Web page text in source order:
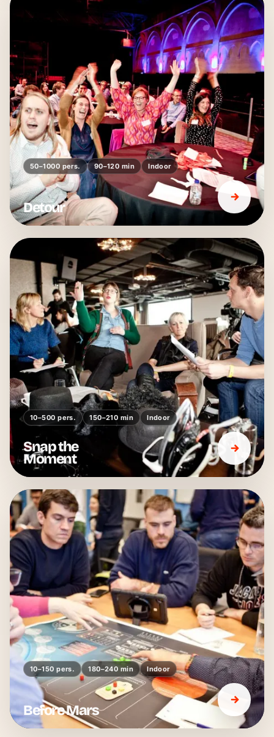
50–1000 pers. 90–120 min Indoor
Detour
10–500 pers. 150–210 min Indoor
Snap the
Moment
10–150 pers. 180–240 min Indoor
Before Mars